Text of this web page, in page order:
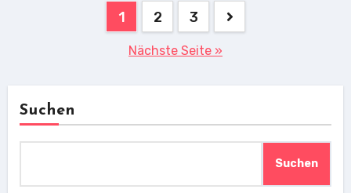
Seitennummerierung
1 2 3
Nächste Seite »
Suchen
Suchen